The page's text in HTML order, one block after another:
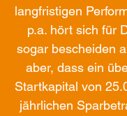
langfristigen
p.a. hört sich für
sogar bescheiden
aber, dass ein
Startkapital von
jährlichen